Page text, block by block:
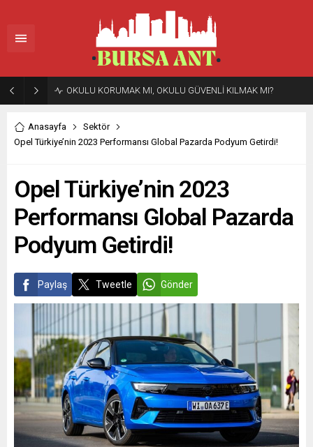
OKULU KORUMAK MI, OKULU GÜVENLİ KILMAK MI?
Anasayfa
Sektör
Opel Türkiye’nin 2023 Performansı Global Pazarda Podyum Getirdi!
Opel Türkiye’nin 2023
Performansı Global Pazarda
Podyum Getirdi!
Paylaş Tweetle Gönder